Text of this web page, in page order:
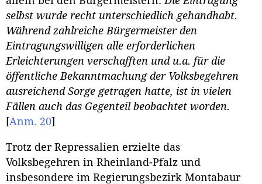
selbst wurde recht unterschiedlich gehandhabt.
Während zahlreiche Bürgermeister den
Eintragungswilligen alle erforderlichen
Erleichterungen verschafften und u.a. für die
öffentliche Bekanntmachung der Volksbegehren
ausreichend Sorge getragen hatte, ist in vielen
Fällen auch das Gegenteil beobachtet worden.
[Anm. 20]
Trotz der Repressalien erzielte das
Volksbegehren in Rheinland-Pfalz und
insbesondere im Regierungsbezirk Montabaur